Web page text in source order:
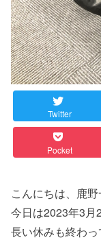
Twitter
Pocket
こんにちは、鹿野
今日は2023年3月
長い休みも終わっ